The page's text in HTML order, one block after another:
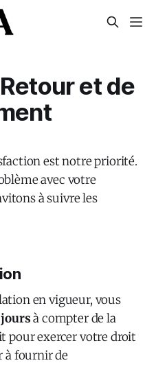
et de
est notre priorité.
avec votre
à suivre les
en vigueur, vous
joursà compter de la
pour exercer votre droit
à fournir de